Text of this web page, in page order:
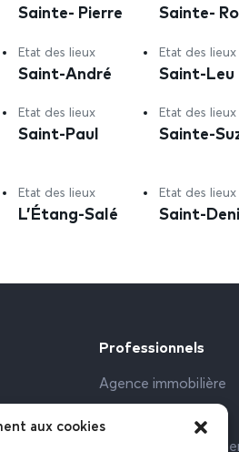
aux cookies
Sainte- Pierre Sainte-
Etat des lieux
Saint-André
Etat des lieux
Saint-Leu
Etat des lieux
Saint-Paul
Etat des lieux
Sainte-
Etat des lieux
L’Étang-Salé
Etat des lieux
Saint-
Professionnels
Agence immobilière
Bureau, Local